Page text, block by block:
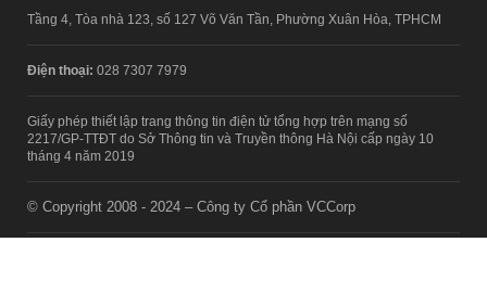
Tầng 4, Tòa nhà 123, số 127 Võ Văn Tần, Phường Xuân Hòa, TPHCM
Điện thoại: 028 7307 7979
Giấy phép thiết lập trang thông tin điện tử tổng hợp trên mạng số
2217/GP-TTĐT do Sở Thông tin và Truyền thông Hà Nội cấp ngày 10
tháng 4 năm 2019
© Copyright 2008 - 2024 – Công ty Cổ phần VCCorp